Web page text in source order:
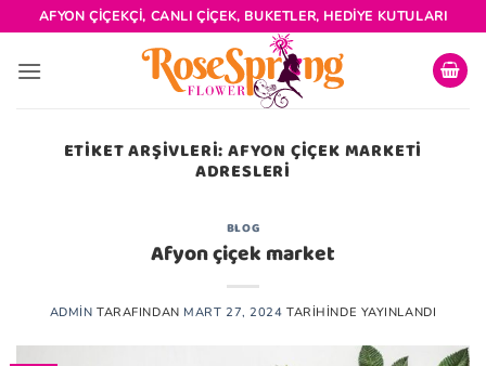
İçeriğe
atla
AFYON ÇIÇEKÇI, CANLI ÇIÇEK, BUKETLER, HEDIYE KUTULARI
ETIKET ARŞIVLERI:AFYON ÇIÇEK MARKETI
ADRESLERI
BLOG
Afyon çiçek market
ADMIN TARAFINDAN MART 27, 2024 TARIHINDE YAYINLANDI